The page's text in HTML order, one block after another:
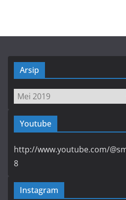
Arsip
Arsip
Youtube
http://www.youtube.com/
8
Instagram